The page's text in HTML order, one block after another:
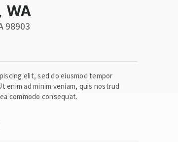
WA
98903
elit, sed do eiusmod tempor
enim ad minim veniam, quis nostrud
commodo consequat.